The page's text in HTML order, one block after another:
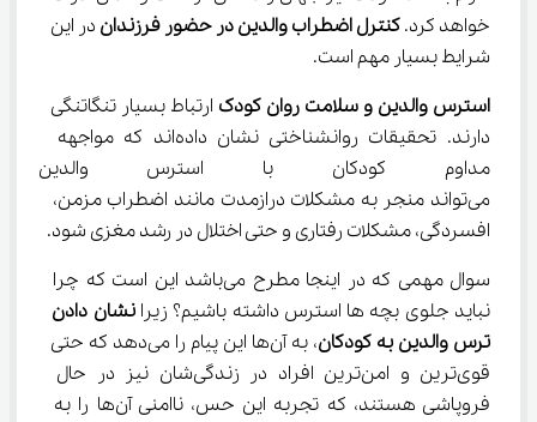
خواهد کرد. کنترل اضطراب والدین در حضور فرزندان در این
شرایط بسیار مهم است.
استرس والدین و سلامت روان کودک ارتباط بسیار تنگاتنگی
دارند. تحقیقات روانشناختی نشان داده‌اند که مواجهه
مداوم کودکان با استرس
می‌تواند منجر به مشکلات درازمدت مانند اضطراب مزمن،
افسردگی، مشکلات رفتاری و حتی اختلال در رشد مغزی شود.
سوال مهمی که در اینجا مطرح می‌باشد این است که چرا
نباید جلوی بچه ها استرس داشته باشیم؟ زیرا نشان دادن
ترس والدین به کودکان
، به آن‌ها این پیام را می‌دهد که حتی
قوی‌ترین و امن‌ترین افراد در زندگی‌شان نیز در حال
فروپاشی هستند، که تجربه این حس، ناامنی آن‌ها را به